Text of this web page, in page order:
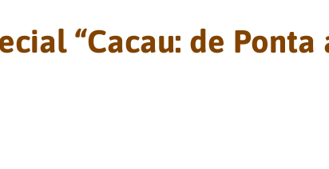
“Cacau: de Ponta